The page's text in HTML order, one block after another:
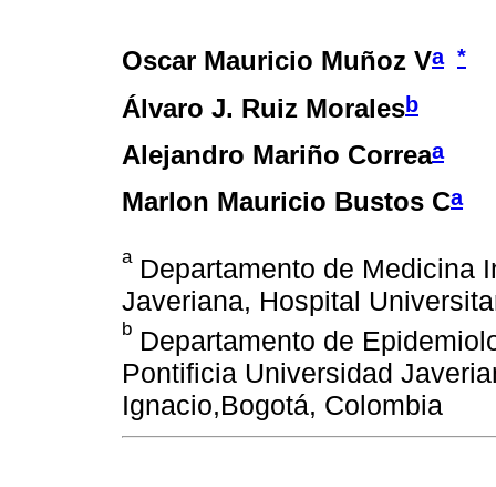
Oscar Mauricio Muñoz Va *
Álvaro J. Ruiz Moralesb
Alejandro Mariño Correaa
Marlon Mauricio Bustos Ca
aDepartamento de Medicina
Javeriana, Hospital
b Departamento de
Pontificia Universidad
Ignacio,Bogotá, Colombia